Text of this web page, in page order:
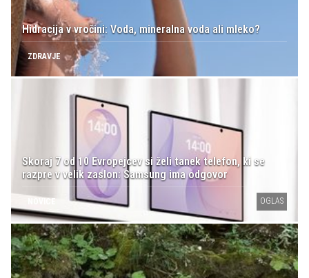
Hidracija v vročini: Voda, mineralna voda ali mleko?
ZDRAVJE
Skoraj 7 od 10 Evropejcev si želi tanek telefon, ki se
razpre v velik zaslon: Samsung ima odgovor
NOVICE OGLAS